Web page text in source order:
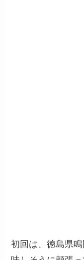
初回は、徳島県